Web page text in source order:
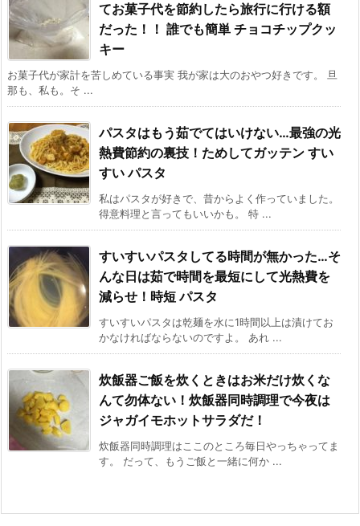
てお菓子代を節約したら旅行に行ける額
だった！！ 誰でも簡単 チョコチップクッ
キー
お菓子代が家計を苦しめている事実 我が家は大のおやつ好きです。 旦
那も、私も。そ ...
パスタはもう茹でてはいけない…最強の光
熱費節約の裏技！ためしてガッテン すい
すい パスタ
私はパスタが好きで、昔からよく作っていました。
得意料理と言ってもいいかも。 特 ...
すいすいパスタしてる時間が無かった…そ
んな日は茹で時間を最短にして光熱費を
減らせ！時短 パスタ
すいすいパスタは乾麺を水に1時間以上は漬けてお
かなければならないのですよ。 あれ ...
炊飯器ご飯を炊くときはお米だけ炊くな
んて勿体ない！炊飯器同時調理で今夜は
ジャガイモホットサラダだ！
炊飯器同時調理はここのところ毎日やっちゃってま
す。 だって、もうご飯と一緒に何か ...